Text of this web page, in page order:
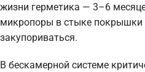
жизни герметика — 3–6
микропоры в стыке покрышки
закупориваться.
В бескамерной системе